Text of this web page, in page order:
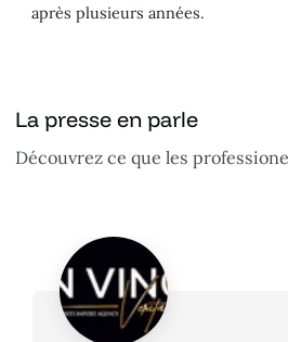
après plusieurs années.
La presse en parle
Découvrez ce que les